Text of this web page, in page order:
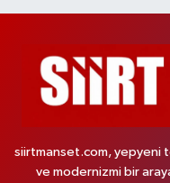
siirtmanset.com, yepyeni
ve modernizmi bir